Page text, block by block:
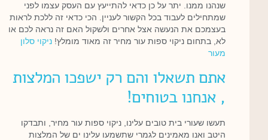
שנהנו ממנו. יתר על כן כדאי להתייעץ עם העסק עצמו לפני
שמתחילים לעבוד בכל הקשור לעניין. הכי כדאי זה ללכת לראות
בעצמכם את הנעשה אצל אחרים ולשקול האם זה נראה לכם או
לא, בתחום ניקוי ספות עור מחיר זה מאוד מומלץ! ניקוי סלון
מעור
אתם תשאלו והם רק ישפכו המלצות
, אנחנו בטוחים!
תעשו שעורי בית טובים עלינו, ניקוי ספות עור מחיר, ותבדקו
היטב ואנו מאמינים לגמרי שתשמעו עלינו ים של המלצות